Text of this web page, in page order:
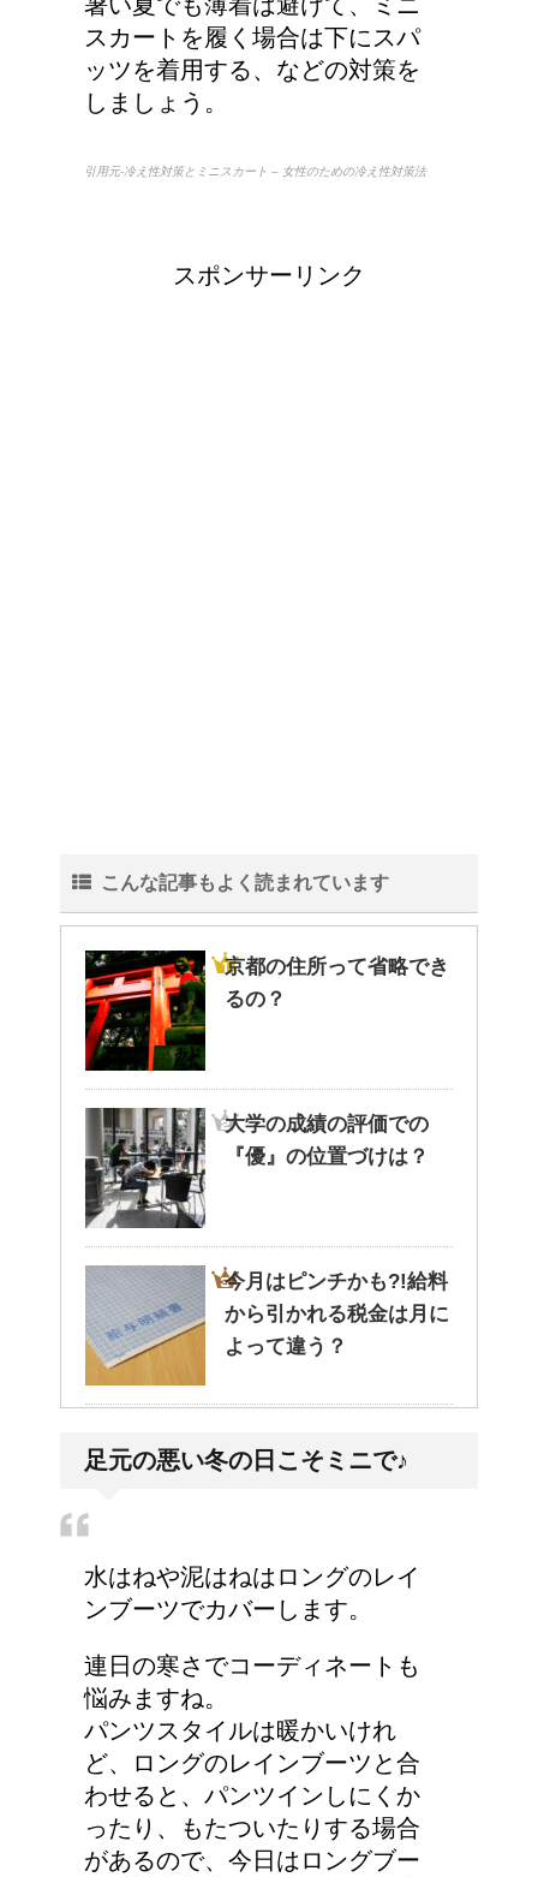
スカートを履く場合は下にスパ
ッツを着用する、などの対策を
しましょう。
引用元-冷え性対策とミニスカート – 女性のための冷え性対策法
スポンサーリンク
こんな記事もよく読まれています
京都の住所って省略でき
るの？
大学の成績の評価での
『優』の位置づけは？
今月はピンチかも?!給料
から引かれる税金は月に
よって違う？
の違和感の原因は「肩こ
猫のゴロゴロ音、急に言
わなくなった理由は何？
副交感神経が優位だと、
気管支はどうなるの？
足元の悪い冬の日こそミニで♪
水はねや泥はねはロングのレイ
ンブーツでカバーします。
連日の寒さでコーディネートも
悩みますね。
パンツスタイルは暖かいけれ
ど、ロングのレインブーツと合
わせると、パンツインしにくか
ったり、もたついたりする場合
があるので、今日はロングブー